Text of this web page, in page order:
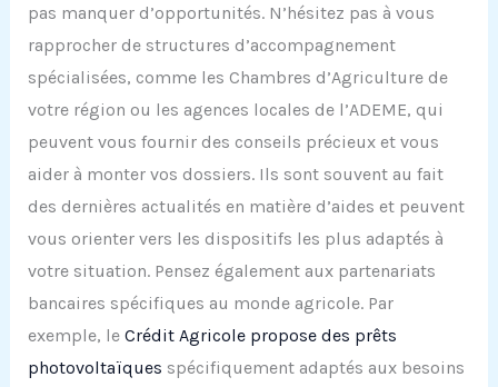
pas manquer d’opportunités. N’hésitez pas à vous
rapprocher de structures d’accompagnement
spécialisées, comme les Chambres d’Agriculture de
votre région ou les agences locales de l’ADEME, qui
peuvent vous fournir des conseils précieux et vous
aider à monter vos dossiers. Ils sont souvent au fait
des dernières actualités en matière d’aides et peuvent
vous orienter vers les dispositifs les plus adaptés à
votre situation. Pensez également aux partenariats
bancaires spécifiques au monde agricole. Par
exemple, le Crédit Agricole propose des prêts
photovoltaïques spécifiquement adaptés aux besoins